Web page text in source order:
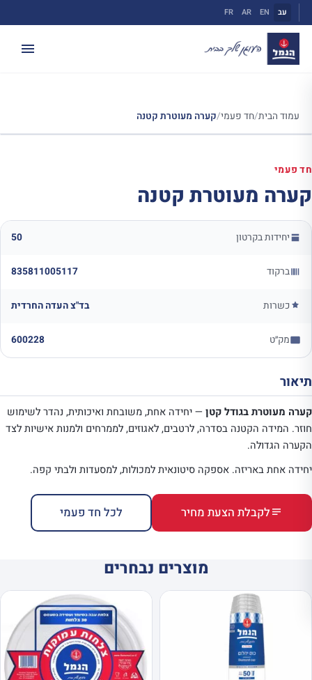
לתוכן
עב EN
AR
FR
עמוד הבית/חד פעמי/קערה מעוטרת קטנה
חד פעמי
קערה מעוטרת קטנה
יחידות בקרטון 50
ברקוד 835811005117
כשרות בד"צ העדה החרדית
מק״ט 600228
תיאור
קערה מעוטרת בגודל קטן — יחידה אחת, משובחת ואיכותית, נהדר לשימוש
חוזר. המידה הקטנה בסדרה, לרטבים, לאגוזים, לממרחים ולמנות אישיות לצד
הקערה הגדולה.
יחידה אחת באריזה. אספקה סיטונאית למכולות, למסעדות ולבתי קפה.
לקבלת הצעת מחיר לכל חד פעמי
מוצרים נבחרים